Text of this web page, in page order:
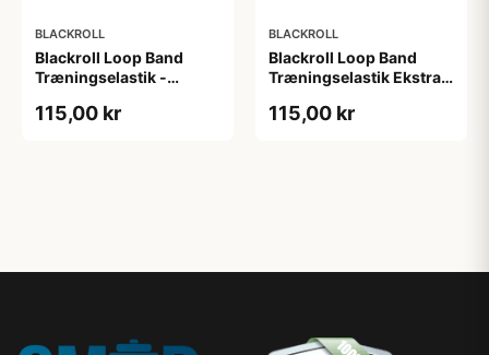
BLACKROLL
Blackroll Loop Band
Træningselastik -
30 cm). God til
115,00 kr
BLACKROLL
Blackroll Loop Band
Træningselastik Ekstra
træningselastik 32 cm
115,00 kr